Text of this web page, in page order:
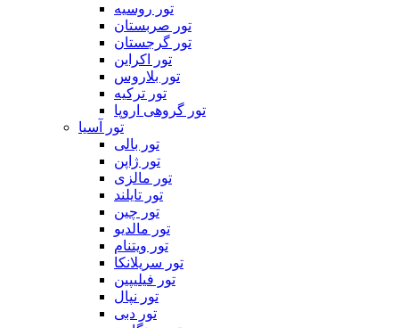
تور روسیه
تور صربستان
تور گرجستان
تور اکراین
تور بلاروس
تور ترکیه
تور گروهی اروپا
تور آسیا
تور بالی
تور ژاپن
تور مالزی
تور تایلند
تور چین
تور مالدیو
تور ویتنام
تور سریلانکا
تور فیلیپین
تور نپال
تور دبی